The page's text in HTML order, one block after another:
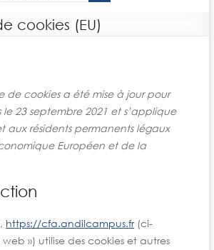
cookies (EU)
de cookies a été mise à jour pour
le 23 septembre 2021 et s’applique
aux résidents permanents légaux
Européen et de la
https://cfa.andilcampus.fr(ci-
web ») utilise des cookies et autres